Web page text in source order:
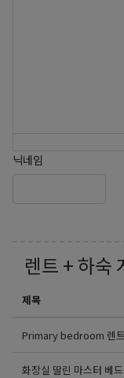
닉네임
렌트 + 하숙
제목
Primary bedroom 렌
화장실 딸린 마스터 베